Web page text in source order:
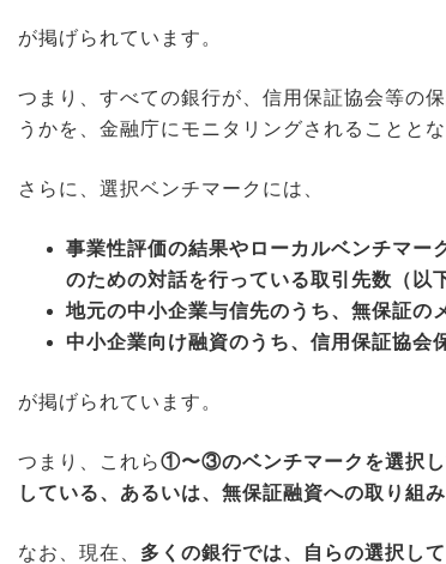
が掲げられています。
つまり、 すべての銀行が、信用保証協会等の
うかを、金融庁にモニタリングされることと
さらに、選択ベンチマークには、
事業性評価の結果やローカルベンチマー
のための対話を行っている取引先数（以
地元の中小企業与信先のうち、無保証の
中小企業向け融資のうち、信用保証協会
が掲げられています。
つまり、これら①〜③のベンチマークを選択し
している、あるいは、無保証融資への取り組
なお、現在、 多くの銀行では、自らの選択し